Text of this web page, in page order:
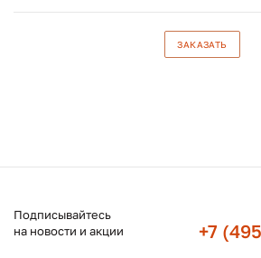
ЗАКАЗАТЬ
Подписывайтесь
на новости и акции
+7